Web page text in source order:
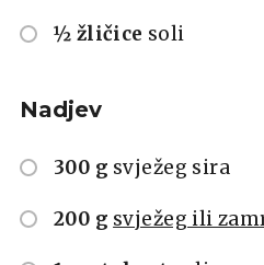
½ žličice soli
Nadjev
300 g svježeg sira
200 g svježeg ili